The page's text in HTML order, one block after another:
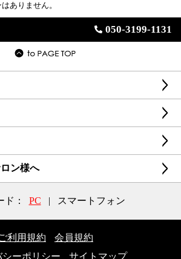
ありません。
050-3199-1131
ン様へ
ド： PC | スマートフォン
利用規約
会員規約
シーポリシー
サイトマップ